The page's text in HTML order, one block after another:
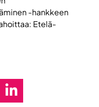
-hankkeen
Etelä-